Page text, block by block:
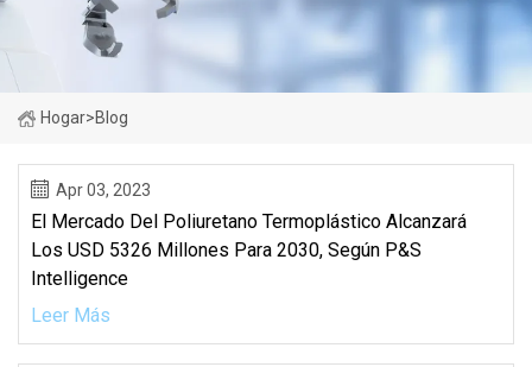
Hogar>Blog
Apr 03, 2023
El Mercado Del Poliuretano Termoplástico Alcanzará
Los USD 5326 Millones Para 2030, Según P&S
Intelligence
Leer Más